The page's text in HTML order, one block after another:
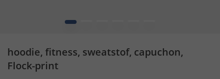
1
hoodie, fitness, sweatstof, capuchon,
Flock-print